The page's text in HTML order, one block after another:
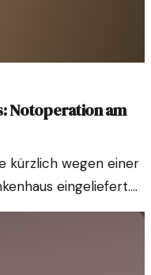
Notoperation am
kürzlich wegen einer
eingeliefert.
sie sich auf eine